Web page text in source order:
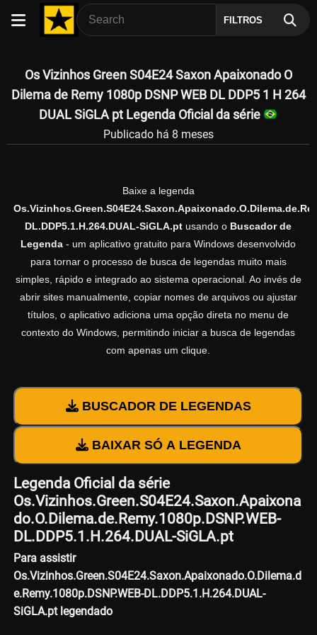
FILTROS
Os Vizinhos Green S04E24 Saxon Apaixonado O
Dilema de Remy 1080p DSNP WEB DL DDP5 1 H 264
DUAL SiGLA pt Legenda Oficial da série
Publicado há 8 meses
Baixe a legenda
DL.DDP5.1.H.264.DUAL-SiGLA.pt usando o Buscador de
Legenda - um aplicativo gratuito para Windows desenvolvido
para tornar o processo de busca de legendas muito mais
simples, rápido e integrado ao sistema operacional. Ao invés de
abrir sites manualmente, copiar nomes de arquivos ou ajustar
títulos, o aplicativo adiciona uma opção direta no menu de
contexto do Windows, permitindo iniciar a busca de legendas
com apenas um clique.
BUSCADOR DE LEGENDAS
BAIXAR SÓ A LEGENDA
Legenda Oficial da série
Os.Vizinhos.Green.S04E24.Saxon.Apaixona
do.O.Dilema.de.Remy.1080p.DSNP.WEB-
DL.DDP5.1.H.264.DUAL-SiGLA.pt
Para assistir
Os.Vizinhos.Green.S04E24.Saxon.Apaixonado.O.Dilema.d
e.Remy.1080p.DSNP.WEB-DL.DDP5.1.H.264.DUAL-
SiGLA.pt legendado